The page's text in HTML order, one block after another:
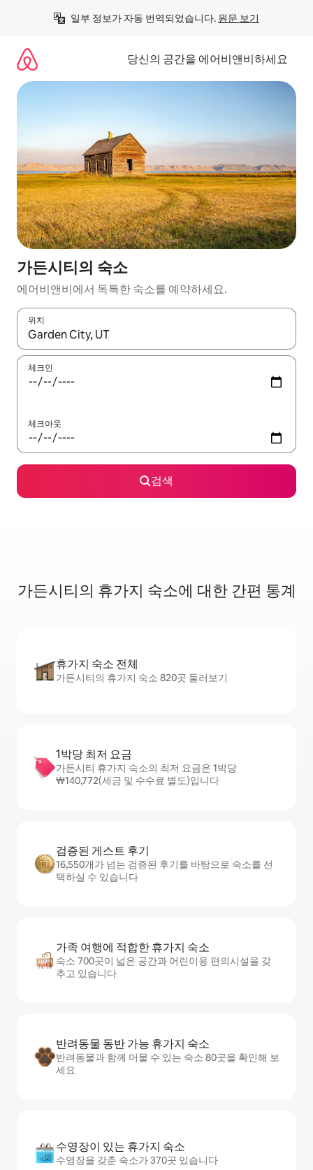
일부 정보가 자동 번역되었습니다. 원문 보기
당신의 공간을 에어비앤비하세요
가든시티의 숙소
에어비앤비에서 독특한 숙소를 예약하세요.
위치
결과가 나오면 위·아래 화살표 키를 사용하거나 터치 또는 스와이
체크인
체크아웃
검색
가든시티의 휴가지 숙소에 대한 간편 통계
휴가지 숙소 전체
가든시티의 휴가지 숙소 820곳 둘러보기
1박당 최저 요금
가든시티 휴가지 숙소의 최저 요금은 1박당
₩140,772(세금 및 수수료 별도)입니다
검증된 게스트 후기
16,550개가 넘는 검증된 후기를 바탕으로 숙소를 선
택하실 수 있습니다
가족 여행에 적합한 휴가지 숙소
숙소 700곳이 넓은 공간과 어린이용 편의시설을 갖
추고 있습니다
반려동물 동반 가능 휴가지 숙소
반려동물과 함께 머물 수 있는 숙소 80곳을 확인해 보
세요
수영장이 있는 휴가지 숙소
수영장을 갖춘 숙소가 370곳 있습니다